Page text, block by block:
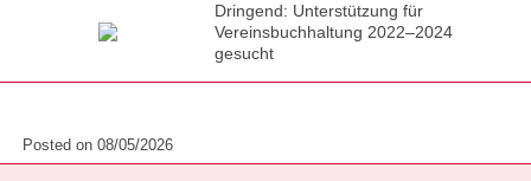
Dringend: Unterstützung für
Vereinsbuchhaltung 2022–2024
gesucht
Posted on 08/05/2026